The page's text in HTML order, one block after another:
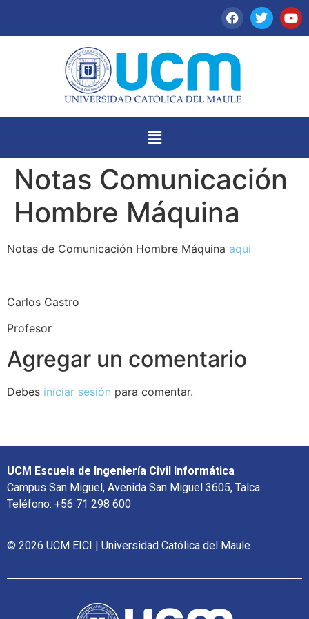
Notas Comunicación
Hombre Máquina
Notas de Comunicación Hombre Máquina aqui
Carlos Castro
Profesor
Agregar un comentario
Debes iniciar sesión para comentar.
UCM Escuela de Ingeniería Civil Informática
Campus San Miguel, Avenida San Miguel 3605, Talca.
Teléfono: +56 71 298 600
© 2026 UCM EICI | Universidad Católica del Maule